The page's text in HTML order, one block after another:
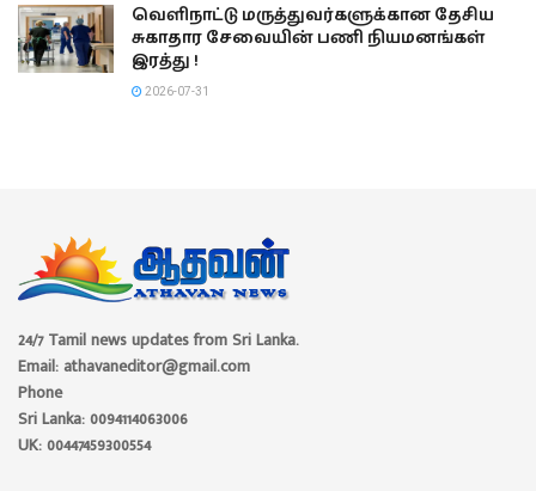
வெளிநாட்டு மருத்துவர்களுக்கான தேசிய
சுகாதார சேவையின் பணி நியமனங்கள்
இரத்து !
2026-07-31
24/7 Tamil news updates from Sri Lanka.
Email: athavaneditor@gmail.com
Phone
Sri Lanka: 0094114063006
UK: 00447459300554